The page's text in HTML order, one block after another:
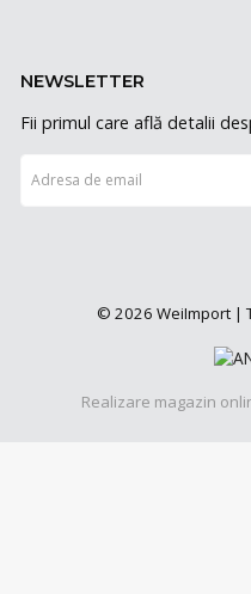
NEWSLETTER
Fii primul care află detalii
© 2026 WeiImport |
Realizare magazin